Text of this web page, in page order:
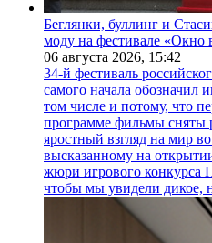
Беглянки, буллинг и
моду на фестивале «Окно
06 августа 2026, 15:42
34-й фестиваль
самого начала обозначил
том числе и потому, что
программе фильмы
яростный взгляд на мир
высказанному на
жюри игрового конкурса
чтобы мы увидели дикое,